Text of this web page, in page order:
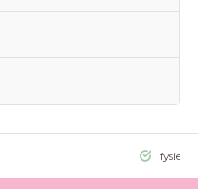
fysieke